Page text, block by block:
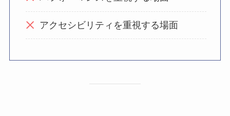
アクセシビリティを重視する場面